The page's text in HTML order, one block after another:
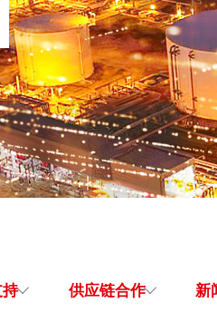
持 供应链合作 新